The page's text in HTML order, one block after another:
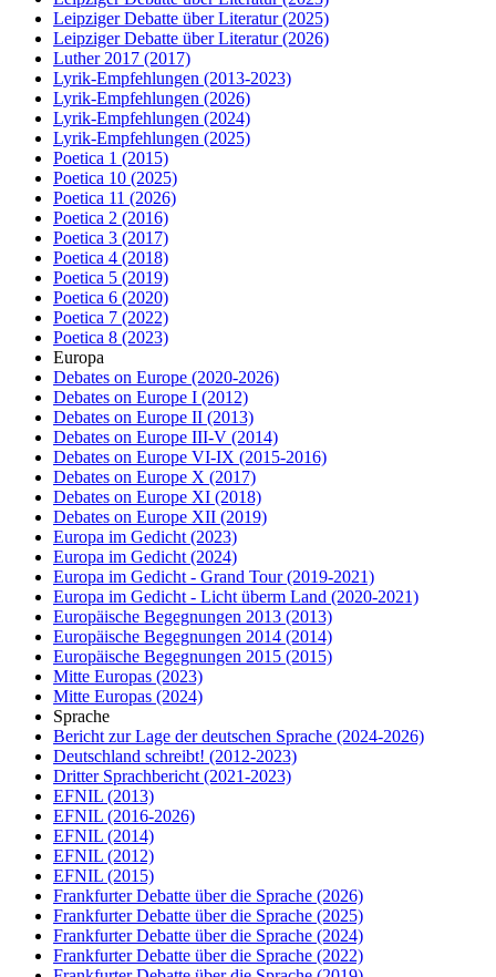
Leipziger Debatte über Literatur(2025)
Leipziger Debatte über Literatur(2026)
Luther 2017 (2017)
Lyrik-Empfehlungen (2013-2023)
Lyrik-Empfehlungen (2026)
Lyrik-Empfehlungen (2024)
Lyrik-Empfehlungen (2025)
Poetica 1 (2015)
Poetica 10 (2025)
Poetica 11 (2026)
Poetica 2 (2016)
Poetica 3 (2017)
Poetica 4 (2018)
Poetica 5 (2019)
Poetica 6 (2020)
Poetica 7 (2022)
Poetica 8 (2023)
Europa
Debates on Europe (2020-2026)
Debates on Europe I (2012)
Debates on Europe II (2013)
Debates on Europe III-V (2014)
Debates on Europe VI-IX (2015-2016)
Debates on Europe X (2017)
Debates on Europe XI (2018)
Debates on Europe XII (2019)
Europa im Gedicht (2023)
Europa im Gedicht (2024)
Europa im Gedicht - Grand Tour(2019-2021)
Europa im Gedicht - Licht überm Land (2020-2021)
Europäische Begegnungen 2013 (2013)
Europäische Begegnungen 2014 (2014)
Europäische Begegnungen 2015 (2015)
Mitte Europas (2023)
Mitte Europas (2024)
Sprache
Bericht zur Lage der deutschen Sprache (2024-2026)
Deutschland schreibt! (2012-2023)
Dritter Sprachbericht (2021-2023)
EFNIL (2013)
EFNIL (2016-2026)
EFNIL (2014)
EFNIL (2012)
EFNIL (2015)
Frankfurter Debatte über die Sprache (2026)
Frankfurter Debatte über die Sprache (2025)
Frankfurter Debatte über die Sprache (2024)
Frankfurter Debatte über die Sprache (2022)